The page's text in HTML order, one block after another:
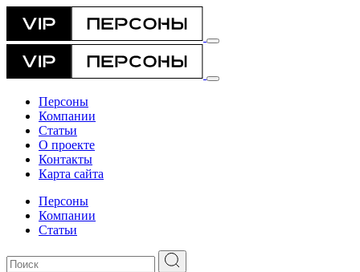
Персоны
Компании
Статьи
О проекте
Контакты
Карта сайта
Персоны
Компании
Статьи